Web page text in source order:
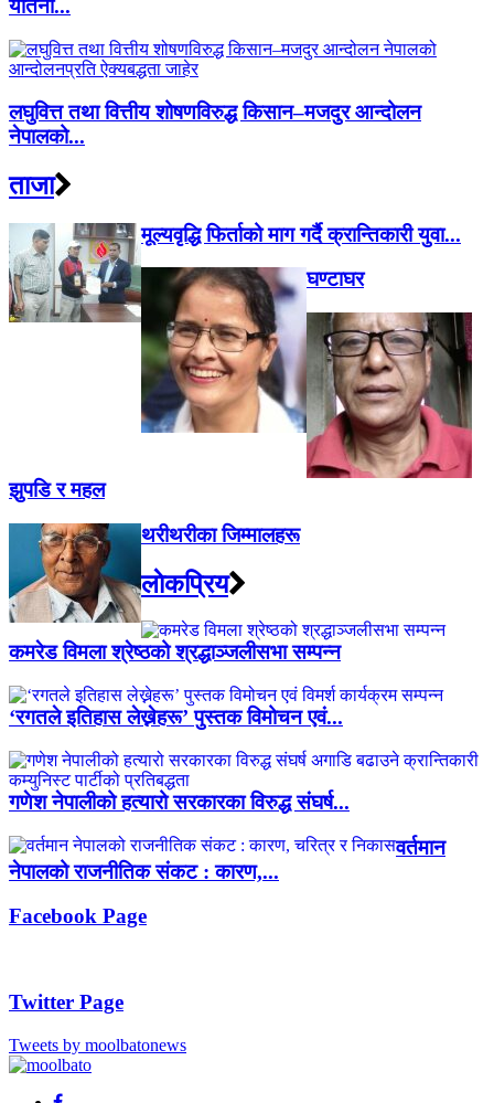
यातना...
लघुवित्त तथा वित्तीय शोषणविरुद्ध किसान–मजदुर आन्दोलन
नेपालको...
ताजा
मूल्यवृद्धि फिर्ताको माग गर्दै क्रान्तिकारी युवा...
घण्टाघर
झुपडि र महल
थरीथरीका जिम्मालहरू
लाेकप्रिय
कमरेड विमला श्रेष्ठको श्रद्धाञ्जलीसभा सम्पन्न
‘रगतले इतिहास लेख्नेहरू’ पुस्तक विमोचन एवं...
गणेश नेपालीको हत्यारो सरकारका विरुद्ध संघर्ष...
वर्तमान
नेपालको राजनीतिक संकट : कारण,...
Facebook Page
Twitter Page
Tweets by moolbatonews